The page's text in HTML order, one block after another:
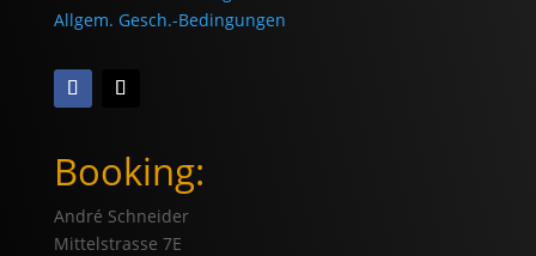
Allgem. Gesch.-Bedingungen
Booking:
André Schneider
Mittelstrasse 7E